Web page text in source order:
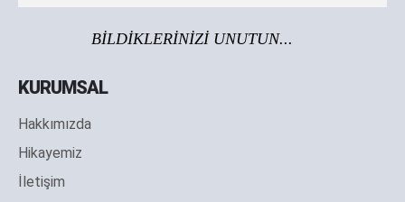
BİLDİKLERİNİZİ UNUTUN...
KURUMSAL
Hakkımızda
Hikayemiz
İletişim